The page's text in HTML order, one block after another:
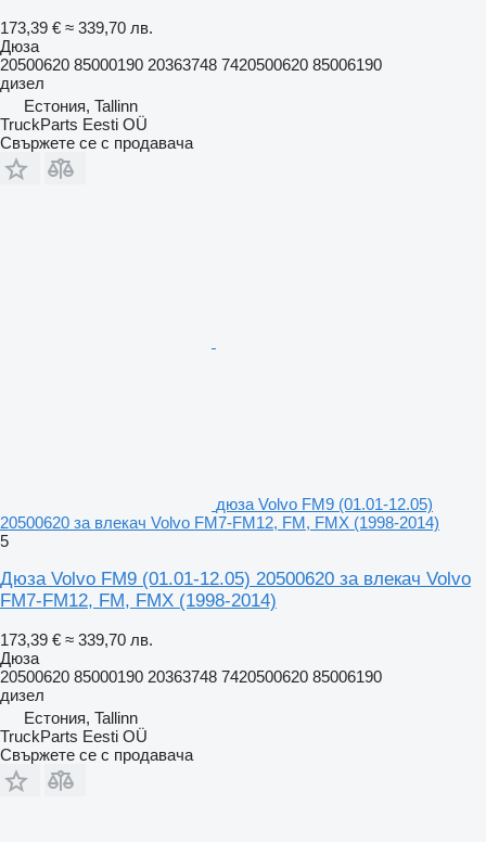
173,39 € ≈ 339,70 лв.
Дюза
20500620 85000190 20363748 7420500620 85006190
дизел
Естония, Tallinn
TruckParts Eesti OÜ
Свържете се с продавача
дюза Volvo FM9 (01.01-12.05)
20500620 за влекач Volvo FM7-FM12, FM, FMX (1998-2014)
5
Дюза Volvo FM9 (01.01-12.05) 20500620 за влекач Volvo
FM7-FM12, FM, FMX (1998-2014)
173,39 € ≈ 339,70 лв.
Дюза
20500620 85000190 20363748 7420500620 85006190
дизел
Естония, Tallinn
TruckParts Eesti OÜ
Свържете се с продавача